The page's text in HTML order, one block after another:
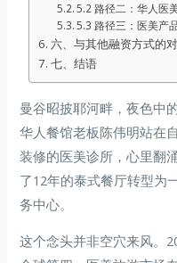
5.2 路径二：华人医
5.3 路径三：医美产
六、与其他融资方式的
七、结语
曼谷昭披耶河畔，夜色中
华人餐馆老板陈伟明站在
装修的医美诊所，心里翻
了12年的泰式餐厅转型为
务中心。
这个念头并非空穴来风。